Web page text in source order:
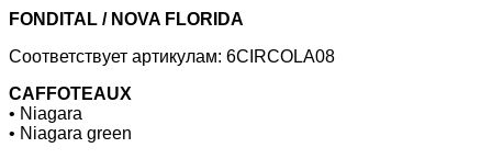
FONDITAL / NOVA FLORIDA
Соответствует артикулам: 6CIRCOLA08
СAFFOTEAUX
• Niagara
• Niagara green